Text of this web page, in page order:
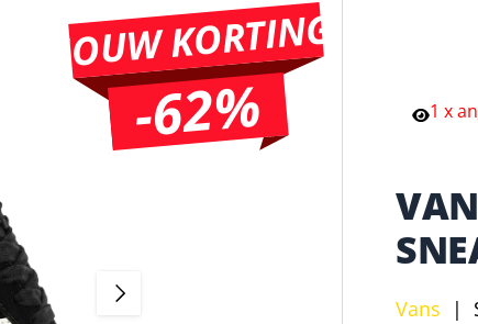
JOUW KORTING
-62%
VOLGENDE
1x
Vans |